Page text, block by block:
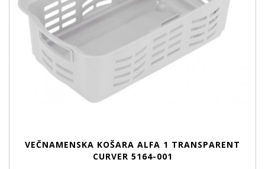
VEČNAMENSKA KOŠARA ALFA 1 TRANSPARENT
CURVER 5164-001